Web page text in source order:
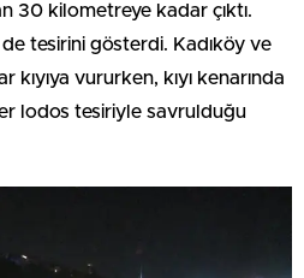
30 kilometreye kadar çıktı.
de tesirini gösterdi. Kadıköy ve
kıyıya vururken, kıyı kenarında
lodos tesiriyle savrulduğu